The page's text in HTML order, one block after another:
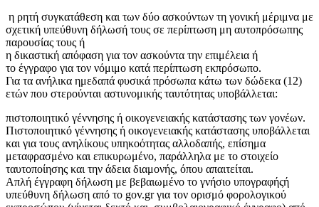
η ρητή συγκατάθεση και των δύο ασκούντων τη γονική μέριμνα με
σχετική υπεύθυνη δήλωσή τους σε περίπτωση μη αυτοπρόσωπης
παρουσίας τους ή
η δικαστική απόφαση για τον ασκούντα την επιμέλεια ή
το έγγραφο για τον νόμιμο κατά περίπτωση εκπρόσωπο.
Για τα ανήλικα ημεδαπά φυσικά πρόσωπα κάτω των δώδεκα (12)
ετών που στερούνται αστυνομικής ταυτότητας υποβάλλεται:
πιστοποιητικό γέννησης ή οικογενειακής κατάστασης των γονέων.
Πιστοποιητικό γέννησης ή οικογενειακής κατάστασης υποβάλλεται
και για τους ανηλίκους υπηκοότητας αλλοδαπής, επίσημα
μεταφρασμένο και επικυρωμένο, παράλληλα με το στοιχείο
ταυτοποίησης και την άδεια διαμονής, όπου απαιτείται.
Απλή έγγραφη δήλωση με βεβαιωμένο το γνήσιο υπογραφήςή
υπεύθυνη δήλωση από το gov.gr για τον ορισμό φορολογικού